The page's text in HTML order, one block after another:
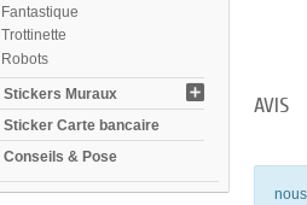
Fantastique
Trottinette
Robots
Stickers Muraux
Sticker Carte bancaire
Conseils & Pose
AVIS